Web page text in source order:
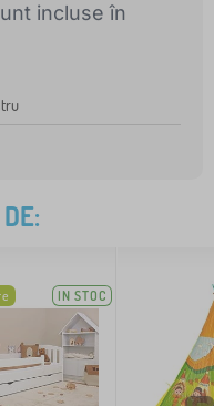
incluse în
IN STOC